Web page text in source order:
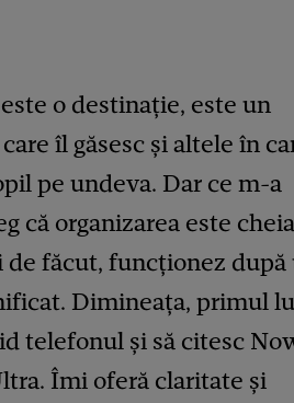
o destinație, este un
îl găsesc și altele în
pe undeva. Dar ce m-a
că organizarea este
făcut, funcționez după
Dimineața, primul
telefonul și să citesc
Îmi oferă claritate și